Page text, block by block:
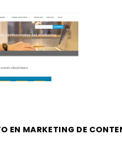
EN MARKETING DE